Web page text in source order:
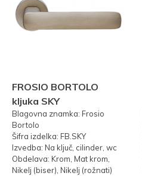
FROSIO BORTOLO
kljuka SKY
Blagovna znamka: Frosio
Bortolo
Šifra izdelka: FB.SKY
Izvedba: Na ključ, cilinder, wc
Obdelava: Krom, Mat krom,
Nikelj (biser), Nikelj (rožnati)